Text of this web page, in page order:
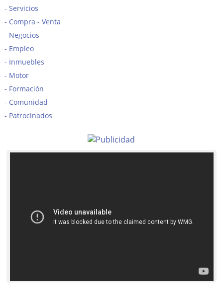
Servicios
Compra - Venta
Negocios
Empleo
Inmuebles
Motor
Formación
Comunidad
Patrocinados